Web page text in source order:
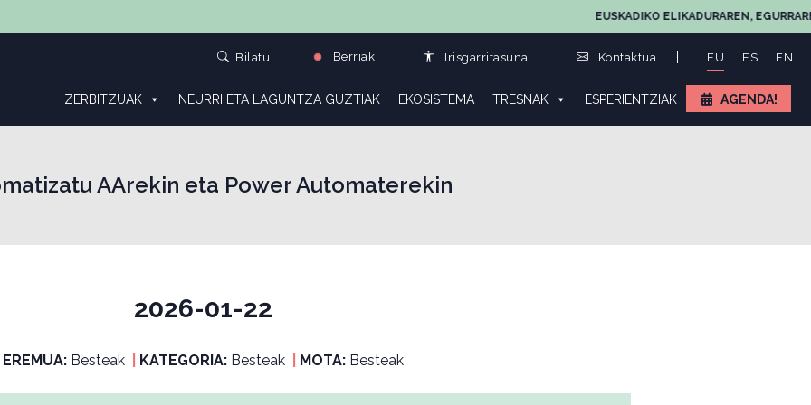
EUSKADIKO ELIKADURAREN, EGURRAREN
Bilatu Berriak Irisgarritasuna Kontaktua EU ES EN
ZERBITZUAK NEURRI ETA LAGUNTZA GUZTIAK EKOSISTEMA TRESNAK ESPERIENTZIAK AGENDA!
AArekin eta Power Automaterekin
2026-01-22
EREMUA: Besteak KATEGORIA: Besteak MOTA:Besteak